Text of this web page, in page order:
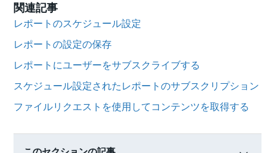
関連記事
レポートのスケジュール設定
レポートの設定の保存
レポートにユーザーをサブスクライブする
スケジュール設定されたレポートのサブスクリプション
ファイルリクエストを使用してコンテンツを取得する